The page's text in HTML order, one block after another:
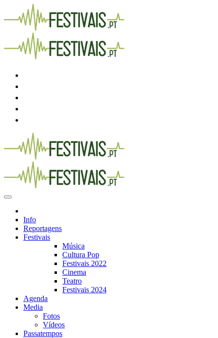
Info
Reportagens
Festivais
Música
Cultura Pop
Festivais 2022
Cinema
Teatro
Festivais 2024
Agenda
Media
Fotos
Vídeos
Passatempos